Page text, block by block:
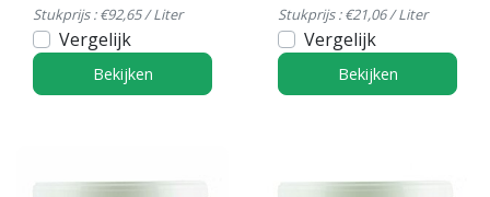
Stukprijs : €92,65 / Liter
Vergelijk
Bekijken
Stukprijs : €21,06 / Liter
Vergelijk
Bekijken